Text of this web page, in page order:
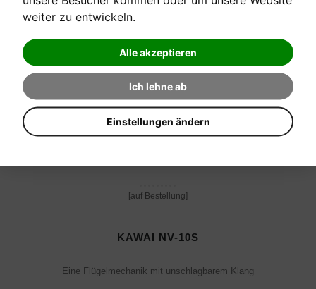
weiter zu entwickeln.
Alle akzeptieren
Ich lehne ab
Einstellungen ändern
7.690,00 €
[auf Bestellung]
KAWAI NV-10S
Eine Flügelmechanik mit unschlagbarem Klang